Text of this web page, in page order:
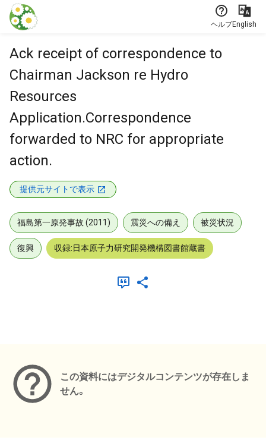
本文に飛ぶ
ヘルプEnglish
Ack receipt of correspondence to
Chairman Jackson re Hydro
Resources
Application.Correspondence
forwarded to NRC for appropriate
action.
提供元サイトで表示
福島第一原発事故 (2011) 震災への備え 被災状況
復興 収録:日本原子力研究開発機構図書館蔵書
この資料にはデジタルコンテンツが存在しま
せん。